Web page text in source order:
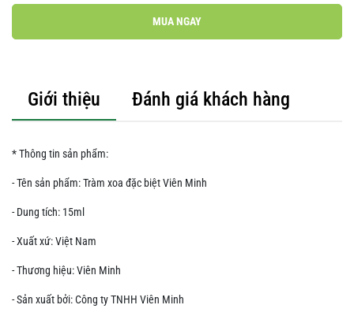
MUA NGAY
Giới thiệu Đánh giá khách hàng
* Thông tin sản phẩm:
- Tên sản phẩm: Tràm xoa đặc biệt Viên Minh
- Dung tích: 15ml
- Xuất xứ: Việt Nam
- Thương hiệu: Viên Minh
- Sản xuất bởi: Công ty TNHH Viên Minh